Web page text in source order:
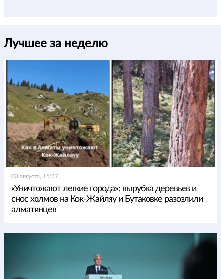
Лучшее за неделю
03 августа, 15:37
«Уничтожают легкие города»: вырубка деревьев и
снос холмов на Кок-Жайляу и Бутаковке разозлили
алматинцев